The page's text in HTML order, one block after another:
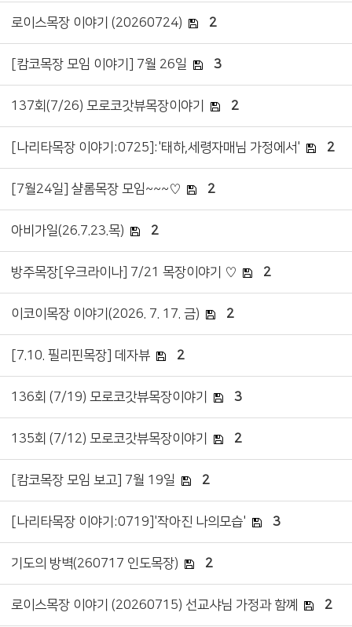
로이스목장 이야기 (20260724) 2
[캄코목장 모임 이야기] 7월 26일 3
137회(7/26) 모로코갓뷰목장이야기 2
[나리타목장 이야기:0725]:'태하,세령자매님 가정에서' 2
[7월24일] 샬롬목장 모임~~~♡ 2
아비가일(26.7.23.목) 2
방주목장[우크라이나] 7/21 목장이야기 ♡ 2
이코이목장 이야기(2026. 7. 17. 금) 2
[7.10. 필리핀목장] 데자뷰 2
136회 (7/19) 모로코갓뷰목장이야기 3
135회 (7/12) 모로코갓뷰목장이야기 2
[캄코목장 모임 보고] 7월 19일 2
[나리타목장 이야기:0719]'작아진 나의모습' 3
기도의 방벽(260717 인도목장) 2
로이스목장 이야기 (20260715) 선교샤님 가정과 함꼐 2